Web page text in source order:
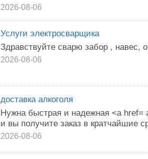
2026-08-06
Услуги электросварщика
Здравствуйте сварю забор , навес,
2026-08-06
доставка алкоголя
Нужна быстрая и надежная <a
и вы получите заказ в кратчайшие
2026-08-06